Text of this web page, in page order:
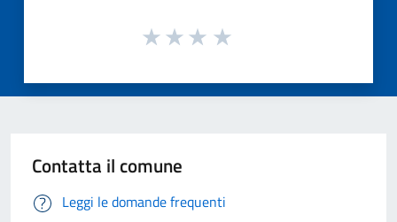
Contatta il comune
Leggi le domande frequenti